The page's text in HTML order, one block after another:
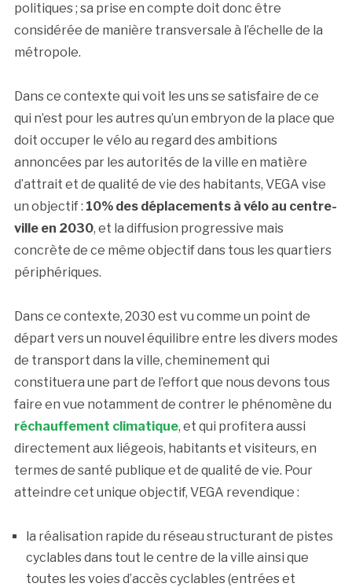
politiques ; sa prise en compte doit donc être
considérée de manière transversale à l’échelle de la
métropole.
Dans ce contexte qui voit les uns se satisfaire de ce
qui n’est pour les autres qu’un embryon de la place que
doit occuper le vélo au regard des ambitions
annoncées par les autorités de la ville en matière
d’attrait et de qualité de vie des habitants, VEGA vise
un objectif : 10% des déplacements à vélo au centre-
ville en 2030, et la diffusion progressive mais
concrète de ce même objectif dans tous les quartiers
périphériques.
Dans ce contexte, 2030 est vu comme un point de
départ vers un nouvel équilibre entre les divers modes
de transport dans la ville, cheminement qui
constituera une part de l’effort que nous devons tous
faire en vue notamment de contrer le phénomène du
réchauffement climatique, et qui profitera aussi
directement aux liégeois, habitants et visiteurs, en
termes de santé publique et de qualité de vie. Pour
atteindre cet unique objectif, VEGA revendique :
la réalisation rapide du réseau structurant de pistes
cyclables dans tout le centre de la ville ainsi que
toutes les voies d’accès cyclables (entrées et